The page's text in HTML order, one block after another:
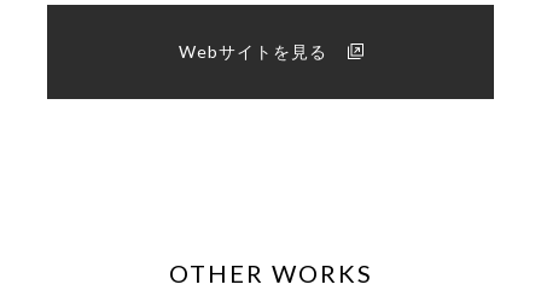
Webサイトを見る
OTHER WORKS